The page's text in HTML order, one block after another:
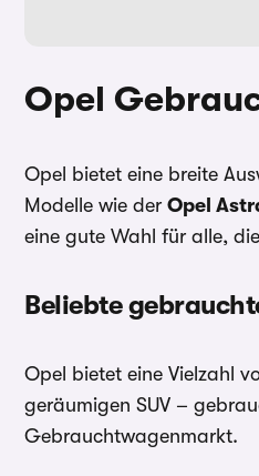
Opel
Opel bietet eine breite
Modelle wie der Opel
eine gute Wahl für alle,
Beliebte
Opel bietet eine Vielzahl
geräumigen SUV –
Gebrauchtwagenmarkt.